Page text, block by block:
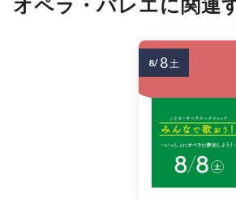
8/ 8土